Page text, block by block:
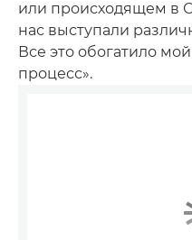
или происходящем в
нас выступали
Все это обогатило
процесс».